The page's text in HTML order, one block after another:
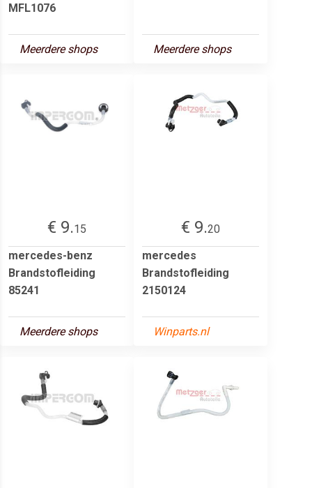
MFL1076
Meerdere shops Meerdere shops
€ 9.15
mercedes-benz
Brandstofleiding
85241
Meerdere shops
€ 9.20
mercedes
Brandstofleiding
2150124
Winparts.nl